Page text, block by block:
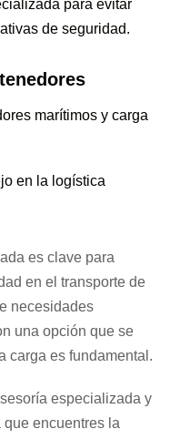
para evitar
de seguridad.
marítimos y carga
en la logística
es clave para
en el transporte de
necesidades
una opción que se
carga es fundamental.
especializada y
encuentres la